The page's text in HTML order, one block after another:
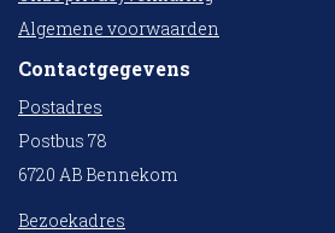
Algemene voorwaarden
Contactgegevens
Postadres
Postbus 78
6720 AB Bennekom
Bezoekadres